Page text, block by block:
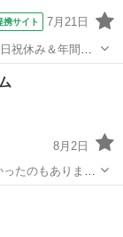
携サイト 7月21日
祝休み＆年間休
無料駐車場あり
》 人気の
8月2日
したので、購入